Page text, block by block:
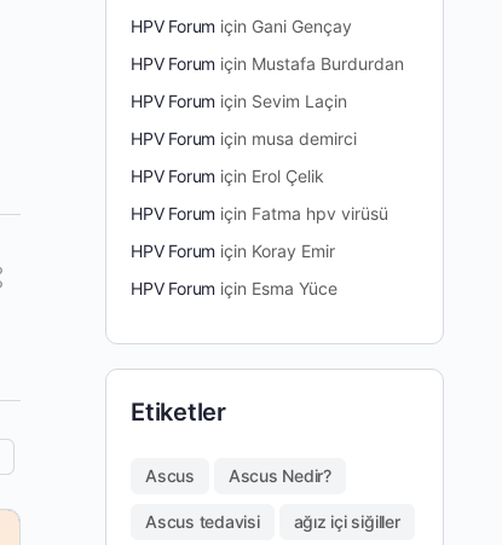
HPV Forum için Gani Gençay
HPV Forum için Mustafa Burdurdan
HPV Forum için Sevim Laçin
HPV Forum için musa demirci
HPV Forum için Erol Çelik
HPV Forum için Fatma hpv virüsü
HPV Forum için Koray Emir
HPV Forum için Esma Yüce
Etiketler
Ascus Ascus Nedir?
Ascus tedavisi ağız içi siğiller